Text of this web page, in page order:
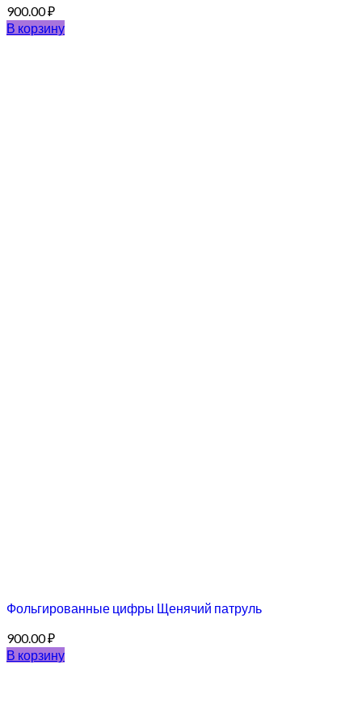
900.00₽
В корзину
Фольгированные цифры Щенячий патруль
900.00₽
В корзину